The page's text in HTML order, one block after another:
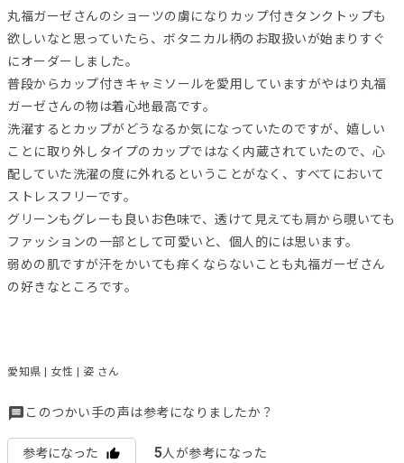
丸福ガーゼさんのショーツの虜になりカップ付きタンクトップも
欲しいなと思っていたら、ボタニカル柄のお取扱いが始まりすぐ
にオーダーしました。
普段からカップ付きキャミソールを愛用していますがやはり丸福
ガーゼさんの物は着心地最高です。
洗濯するとカップがどうなるか気になっていたのですが、嬉しい
ことに取り外しタイプのカップではなく内蔵されていたので、心
配していた洗濯の度に外れるということがなく、すべてにおいて
ストレスフリーです。
グリーンもグレーも良いお色味で、透けて見えても肩から覗いても
ファッションの一部として可愛いと、個人的には思います。
弱めの肌ですが汗をかいても痒くならないことも丸福ガーゼさん
の好きなところです。
愛知県 | 女性 | 姿 さん
このつかい手の声は参考になりましたか？
参考になった 5人が参考になった